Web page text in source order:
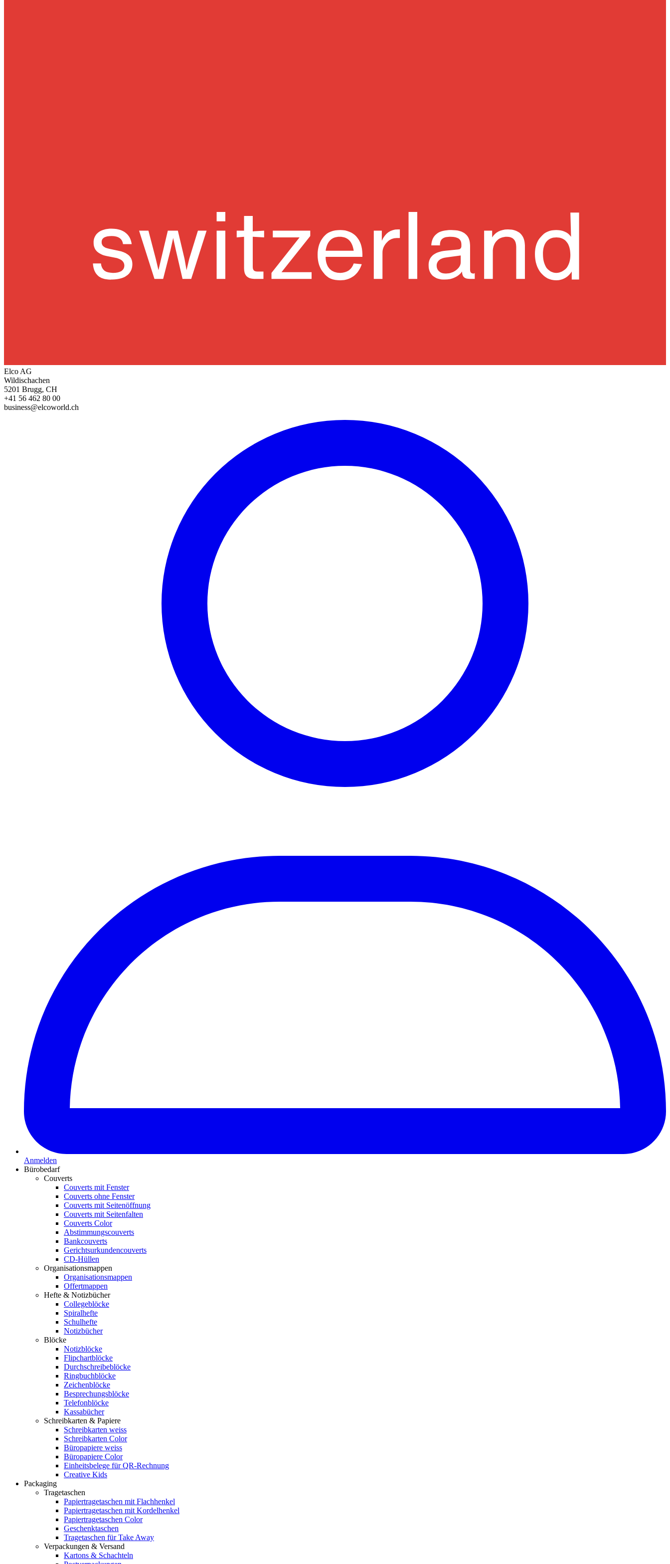
Elco AG
Wildischachen
5201 Brugg, CH
+41 56 462 80 00
business@elcoworld.ch
Anmelden
Bürobedarf
Couverts
Couverts mit Fenster
Couverts ohne Fenster
Couverts mit Seitenöffnung
Couverts mit Seitenfalten
Couverts Color
Abstimmungscouverts
Bankcouverts
Gerichtsurkundencouverts
CD-Hüllen
Organisationsmappen
Organisationsmappen
Offertmappen
Hefte & Notizbücher
Collegeblöcke
Spiralhefte
Schulhefte
Notizbücher
Blöcke
Notizblöcke
Flipchartblöcke
Durchschreibeblöcke
Ringbuchblöcke
Zeichenblöcke
Besprechungsblöcke
Telefonblöcke
Kassabücher
Schreibkarten & Papiere
Schreibkarten weiss
Schreibkarten Color
Büropapiere weiss
Büropapiere Color
Einheitsbelege für QR-Rechnung
Creative Kids
Packaging
Tragetaschen
Papiertragetaschen mit Flachhenkel
Papiertragetaschen mit Kordelhenkel
Papiertragetaschen Color
Geschenktaschen
Tragetaschen für Take Away
Verpackungen & Versand
Kartons & Schachteln